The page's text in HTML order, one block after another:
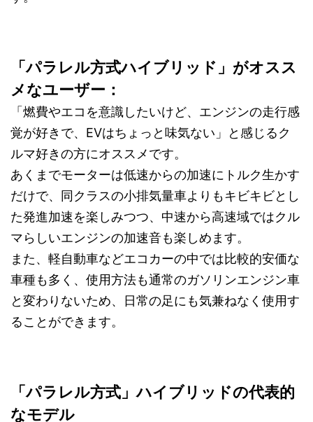
「パラレル方式ハイブリッド」がオスス
メなユーザー：
「燃費やエコを意識したいけど、エンジンの走行感
覚が好きで、EVはちょっと味気ない」と感じるク
ルマ好きの方にオススメです。
あくまでモーターは低速からの加速にトルク生かす
だけで、同クラスの小排気量車よりもキビキビとし
た発進加速を楽しみつつ、中速から高速域ではクル
マらしいエンジンの加速音も楽しめます。
また、軽自動車などエコカーの中では比較的安価な
車種も多く、使用方法も通常のガソリンエンジン車
と変わりないため、日常の足にも気兼ねなく使用す
ることができます。
「パラレル方式」ハイブリッドの代表的
なモデル